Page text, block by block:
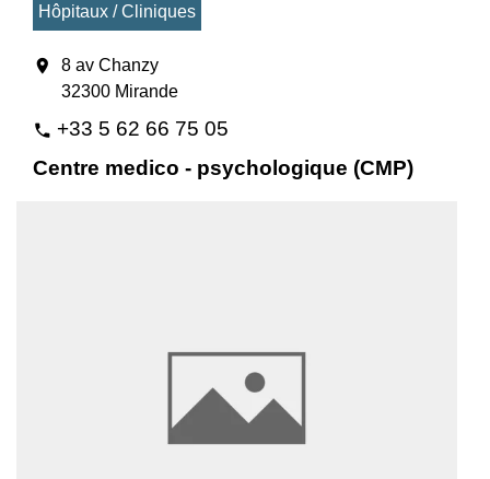
Hôpitaux / Cliniques
location_on
8 av Chanzy
32300 Mirande
phone +33 5 62 66 75 05
Centre medico - psychologique (CMP)